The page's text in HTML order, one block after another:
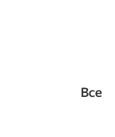
Все